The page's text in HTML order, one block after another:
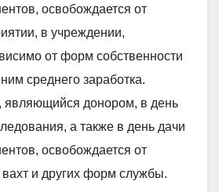
освобождается от
в учреждении,
от форм собственности
среднего заработка.
являющийся донором, в день
а также в день дачи
освобождается от
и других форм службы.